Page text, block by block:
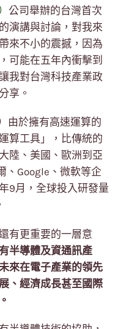
公司舉辦的台灣首次
演講與討論，對我來
來不小的震撼，因為
可能在五年內衝擊到
我對台灣科技產業政
享。
由於擁有高速運算的
算工具」，比傳統的
陸、美國、歐洲到亞
、Google、微軟等企
9月，全球投入研發量
有更重要的一層意
半導體及資通訊產
來在電子產業的領先
、經濟成長甚至國際